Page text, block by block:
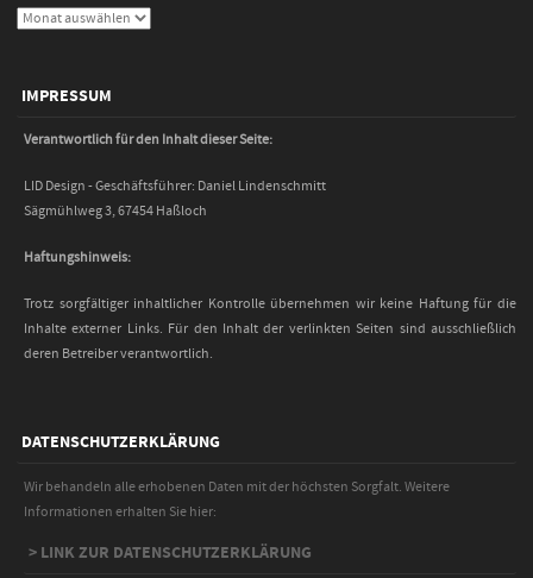
Newsarchiv
IMPRESSUM
Verantwortlich für den Inhalt dieser Seite:
LID Design - Geschäftsführer: Daniel Lindenschmitt
Sägmühlweg 3, 67454 Haßloch
Haftungshinweis:
Trotz sorgfältiger inhaltlicher Kontrolle übernehmen wir keine Haftung für die
Inhalte externer Links. Für den Inhalt der verlinkten Seiten sind ausschließlich
deren Betreiber verantwortlich.
DATENSCHUTZERKLÄRUNG
Wir behandeln alle erhobenen Daten mit der höchsten Sorgfalt. Weitere
Informationen erhalten Sie hier:
> LINK ZUR DATENSCHUTZERKLÄRUNG